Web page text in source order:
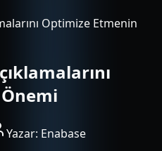
Optimize Etmenin
Yazar: Enabase